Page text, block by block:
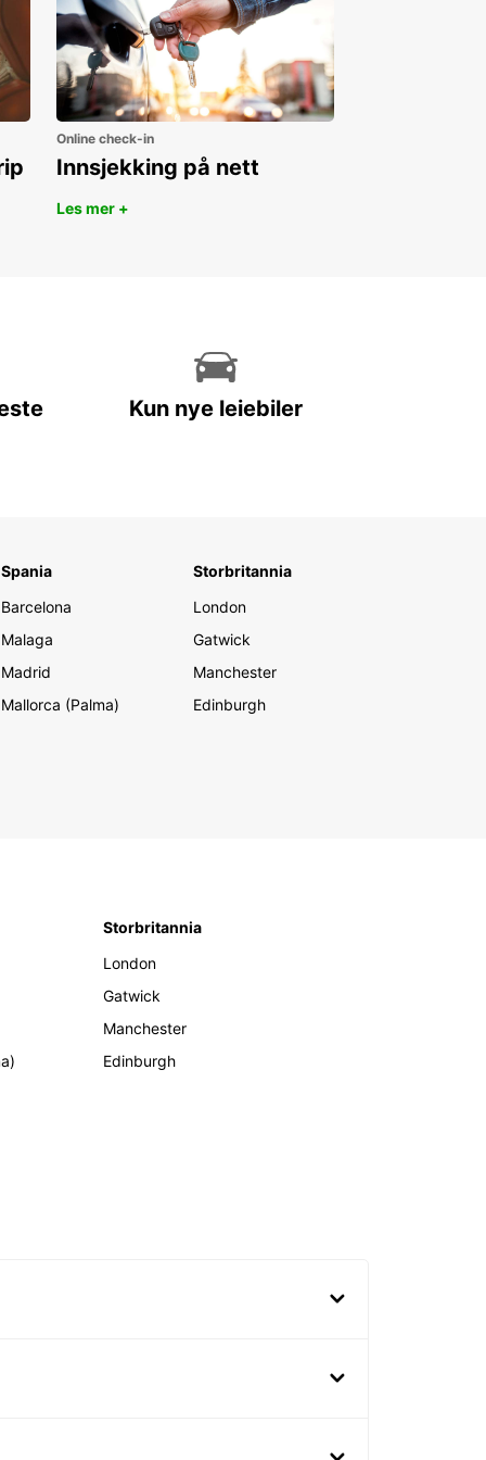
Online check-in
Innsjekking på nett
Les mer +
Kun nye leiebiler
Spania
Barcelona
Malaga
Madrid
Mallorca (Palma)
Storbritannia
London
Gatwick
Manchester
Edinburgh
Storbritannia
London
Gatwick
Manchester
Edinburgh